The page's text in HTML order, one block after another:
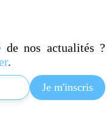
de nos actualités ?
.